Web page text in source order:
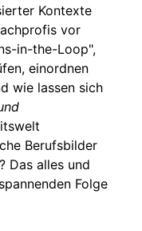
Kontexte
vor
in-the-Loop",
einordnen
wie lassen sich
Berufsbilder
Das alles und
Folge